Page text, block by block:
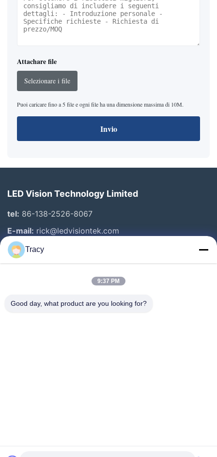
Attachare file
Selezionare i file
Puoi caricare fino a 5 file e ogni file ha una dimensione massima di 10M.
Invio
LED Vision Technology Limited
tel: 86-138-2526-8067
E-mail: rick@ledvisiontek.com
Link Veloci
Prodotti
Tracy
9:37 PM
Good day, what product are you looking for?